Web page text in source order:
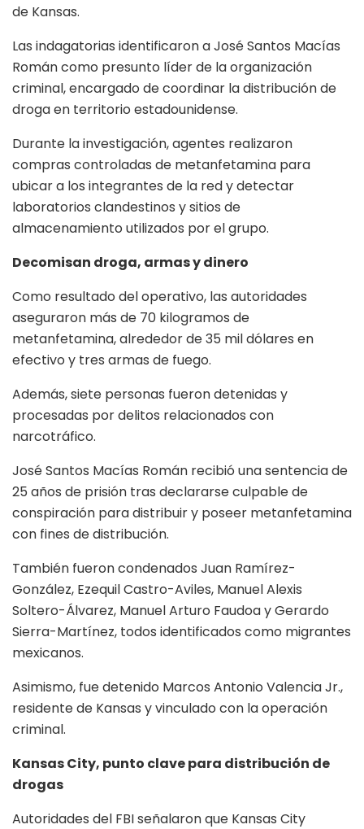
de Kansas.
Las indagatorias identificaron a José Santos Macías
Román como presunto líder de la organización
criminal, encargado de coordinar la distribución de
droga en territorio estadounidense.
Durante la investigación, agentes realizaron
compras controladas de metanfetamina para
ubicar a los integrantes de la red y detectar
laboratorios clandestinos y sitios de
almacenamiento utilizados por el grupo.
Decomisan droga, armas y dinero
Como resultado del operativo, las autoridades
aseguraron más de 70 kilogramos de
metanfetamina, alrededor de 35 mil dólares en
efectivo y tres armas de fuego.
Además, siete personas fueron detenidas y
procesadas por delitos relacionados con
narcotráfico.
José Santos Macías Román recibió una sentencia de
25 años de prisión tras declararse culpable de
conspiración para distribuir y poseer metanfetamina
con fines de distribución.
También fueron condenados Juan Ramírez-
González, Ezequil Castro-Aviles, Manuel Alexis
Soltero-Álvarez, Manuel Arturo Faudoa y Gerardo
Sierra-Martínez, todos identificados como migrantes
mexicanos.
Asimismo, fue detenido Marcos Antonio Valencia Jr.,
residente de Kansas y vinculado con la operación
criminal.
Kansas City, punto clave para distribución de
drogas
Autoridades del FBI señalaron que Kansas City